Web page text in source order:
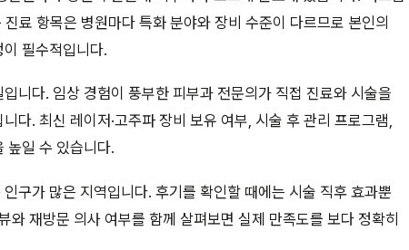
료 항목은 병원마다 특화 분야와 장비 수준이 다르므로 본인의
필수적입니다.
니다. 임상 경험이 풍부한 피부과 전문의가 직접 진료와 시술을
다. 최신 레이저·고주파 장비 보유 여부, 시술 후 관리 프로그램,
높일 수 있습니다.
구가 많은 지역입니다. 후기를 확인할 때에는 시술 직후 효과뿐
와 재방문 의사 여부를 함께 살펴보면 실제 만족도를 보다 정확히